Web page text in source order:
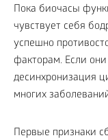
Пока биочасы
чувствует себя
успешно
факторам. Если
десинхронизация
многих
Первые признаки